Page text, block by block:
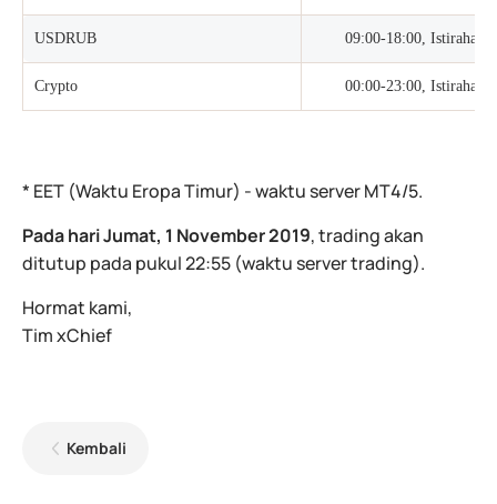
USDRUB 09:00-18:00, Istirahat
Crypto 00:00-23:00, Istirahat
* EET (Waktu Eropa Timur) - waktu server МТ4/5.
Pada hari Jumat, 1 November 2019, trading akan
ditutup pada pukul 22:55 (waktu server trading).
Hormat kami,
Tim xChief
Kembali